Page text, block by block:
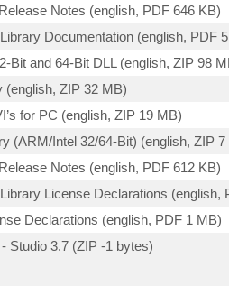
Notes (english, PDF 646 KB)
Documentation (english, PDF
Bit and 64-Bit DLL (english, ZIP 98
(english, ZIP 32 MB)
for PC (english, ZIP 19 MB)
(ARM/Intel 32/64-Bit) (english, ZIP
Notes (english, PDF 612 KB)
License Declarations (english,
Declarations (english, PDF 1 MB)
Studio 3.7 (ZIP -1 bytes)